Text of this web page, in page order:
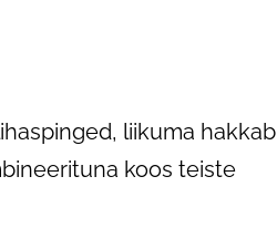
liikuma hakkab
koos teiste